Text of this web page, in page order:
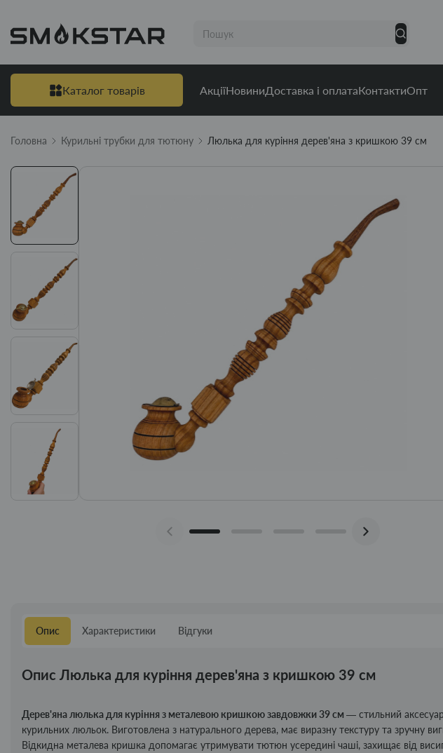
Каталог товарів АкціїНовиниДоставка і оплатаКонтактиОпт
Головна Курильні трубки для тютюну Люлька для куріння дерев'яна з кришкою 39 см
Опис Характеристики Відгуки
Опис Люлька для куріння дерев'яна з кришкою 39 см
Дерев'яна люлька для куріння з металевою кришкою завдовжки 39 см — стильний
курильних люльок. Виготовлена з натурального дерева, має виразну текстуру та зручну
Відкидна металева кришка допомагає утримувати тютюн усередині чаші, захищає від